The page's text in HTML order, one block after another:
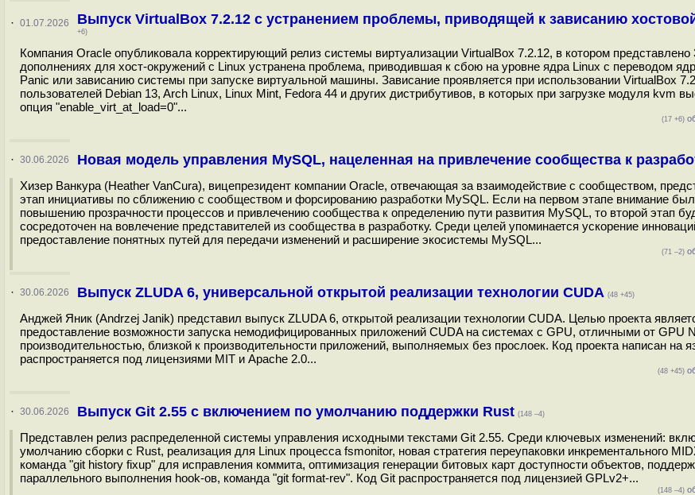
· 01.07.2026 Выпуск VirtualBox 7.2.12 с устранением проблемы, приводящей к зависанию
+6)
Компания Oracle опубликовала корректирующий релиз системы виртуализации VirtualBox 7.2.12, в котором
дополнениях для хост-окружений с Linux устранена проблема, приводившая к сбою на уровне ядра Linux с переводом
Panic или зависанию системы при запуске виртуальной машины. Зависание проявляется при использовании VirtualBox
пользователей Debian 13, Arch Linux, Linux Mint, Fedora 44 и других дистрибутивов, в которых при загрузке модуля kvm
опция "enable_virt_at_load=0"...
(17 +6)
· 30.06.2026 Новая модель управления MySQL, нацеленная на привлечение сообщества к
Хизер Ванкура (Heather VanCura), вицепрезидент компании Oracle, отвечающая за взаимодействие с сообществом,
этап инициативы по сближению с сообществом и форсированию разработки MySQL. Если на первом этапе внимание
повышению прозрачности процессов и привлечению сообщества к определению пути развития MySQL, то второй этап
сосредоточен на вовлечение представителей из сообщества в разработку. Среди целей упоминается ускорение
предоставление понятных путей для передачи изменений и расширение экосистемы MySQL...
(71 –2)
· 30.06.2026 Выпуск ZLUDA 6, универсальной открытой реализации технологии CUDA (48 +45)
Анджей Яник (Andrzej Janik) представил выпуск ZLUDA 6, открытой реализации технологии CUDA. Целью проекта
предоставление возможности запуска немодифицированных приложений CUDA на системах с GPU, отличными от GPU
производительностью, близкой к производительности приложений, выполняемых без прослоек. Код проекта написан на
распространяется под лицензиями MIT и Apache 2.0...
(48 +45)
· 30.06.2026 Выпуск Git 2.55 c включением по умолчанию поддержки Rust (148 –4)
Представлен релиз распределенной системы управления исходными текстами Git 2.55. Среди ключевых изменений:
умолчанию сборки с Rust, реализация для Linux процесса fsmonitor, новая стратегия переупаковки инкрементального
команда "git history fixup" для исправления коммита, оптимизация генерации битовых карт доступности объектов,
параллельного выполнения hook-ов, команда "git format-rev". Код Git распространяется под лицензией GPLv2+...
(148 –4)